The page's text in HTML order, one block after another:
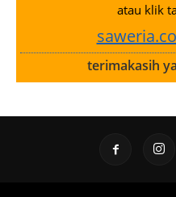
atau klik
terimakasih